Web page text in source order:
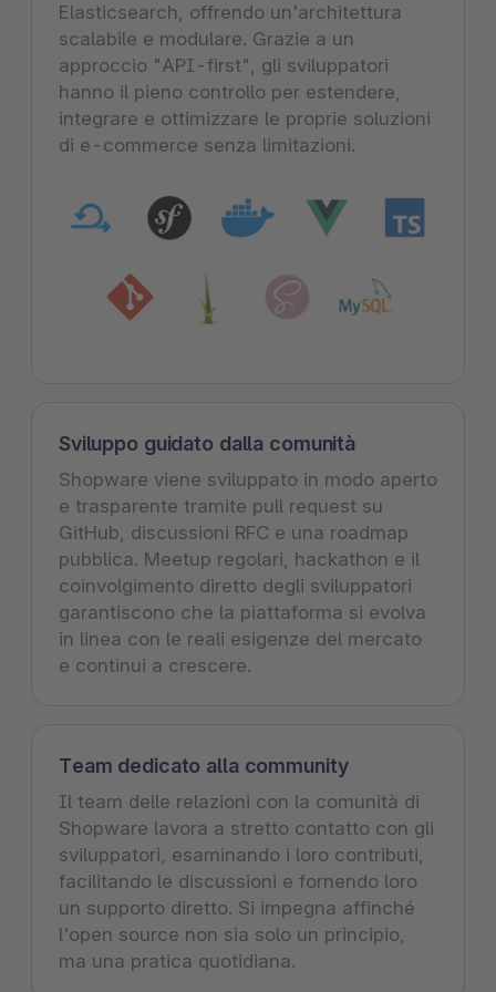
Elasticsearch, offrendo un'architettura
scalabile e modulare. Grazie a un
approccio "API-first", gli sviluppatori
hanno il pieno controllo per estendere,
integrare e ottimizzare le proprie soluzioni
di e-commerce senza limitazioni.
Sviluppo guidato dalla comunità
Shopware viene sviluppato in modo aperto
e trasparente tramite pull request su
GitHub, discussioni RFC e una roadmap
pubblica. Meetup regolari, hackathon e il
coinvolgimento diretto degli sviluppatori
garantiscono che la piattaforma si evolva
in linea con le reali esigenze del mercato
e continui a crescere.
Team dedicato alla community
Il team delle relazioni con la comunità di
Shopware lavora a stretto contatto con gli
sviluppatori, esaminando i loro contributi,
facilitando le discussioni e fornendo loro
un supporto diretto. Si impegna affinché
l'open source non sia solo un principio,
ma una pratica quotidiana.